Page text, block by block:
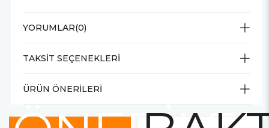
YORUMLAR(0)
TAKSIT SEÇENEKLERI
ÜRÜN ÖNERILERI